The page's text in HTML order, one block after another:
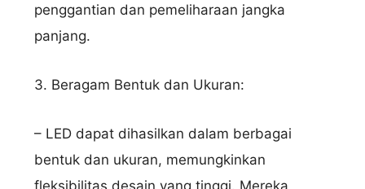
penggantian dan pemeliharaan jangka
panjang.
3. Beragam Bentuk dan Ukuran:
– LED dapat dihasilkan dalam berbagai
bentuk dan ukuran, memungkinkan
fleksibilitas desain yang tinggi. Mereka